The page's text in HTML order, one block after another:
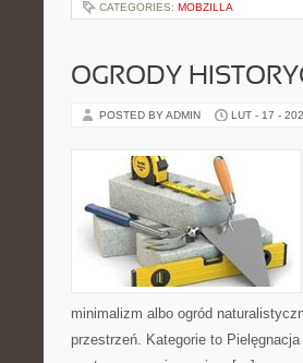
CATEGORIES: MOBZILLA
OGRODY
POSTED BY ADMIN LUT - 17 -
minimalizm albo ogród
przestrzeń. Kategorie to